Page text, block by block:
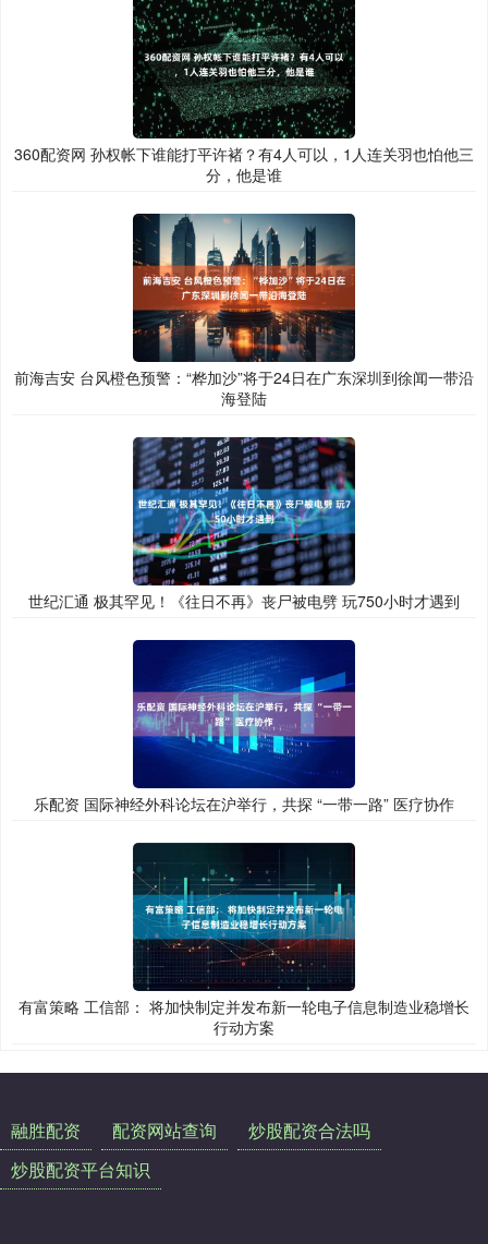
360配资网 孙权帐下谁能打平许褚？有4人可以，1人连关羽也怕他三
分，他是谁
前海吉安 台风橙色预警：“桦加沙”将于24日在广东深圳到徐闻一带沿
海登陆
世纪汇通 极其罕见！《往日不再》丧尸被电劈 玩750小时才遇到
乐配资 国际神经外科论坛在沪举行，共探 “一带一路” 医疗协作
有富策略 工信部： 将加快制定并发布新一轮电子信息制造业稳增长
行动方案
融胜配资 配资网站查询
炒股配资合法吗
炒股配资平台知识